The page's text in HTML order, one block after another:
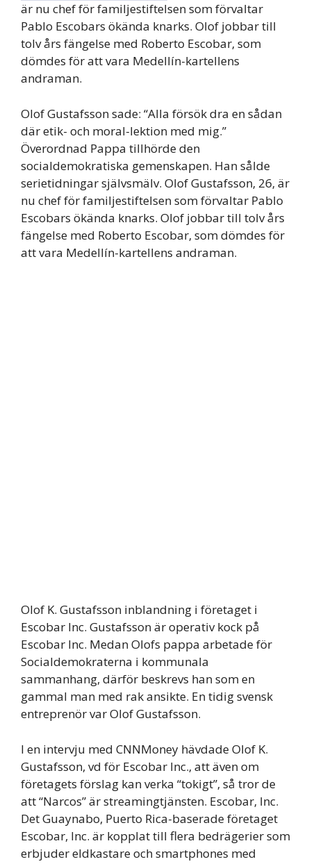
är nu chef för familjestiftelsen som förvaltar
Pablo Escobars ökända knarks. Olof jobbar till
tolv års fängelse med Roberto Escobar, som
dömdes för att vara Medellín-kartellens
andraman.
Olof Gustafsson sade: “Alla försök dra en sådan
där etik- och moral-lektion med mig.”
Överordnad Pappa tillhörde den
socialdemokratiska gemenskapen. Han sålde
serietidningar självsmälv. Olof Gustafsson, 26, är
nu chef för familjestiftelsen som förvaltar Pablo
Escobars ökända knarks. Olof jobbar till tolv års
fängelse med Roberto Escobar, som dömdes för
att vara Medellín-kartellens andraman.
Olof K. Gustafsson inblandning i företaget i
Escobar Inc. Gustafsson är operativ kock på
Escobar Inc. Medan Olofs pappa arbetade för
Socialdemokraterna i kommunala
sammanhang, därför beskrevs han som en
gammal man med rak ansikte. En tidig svensk
entreprenör var Olof Gustafsson.
I en intervju med CNNMoney hävdade Olof K.
Gustafsson, vd för Escobar Inc., att även om
företagets förslag kan verka “tokigt”, så tror de
att “Narcos” är streamingtjänsten. Escobar, Inc.
Det Guaynabo, Puerto Rica-baserade företaget
Escobar, Inc. är kopplat till flera bedrägerier som
erbjuder eldkastare och smartphones med